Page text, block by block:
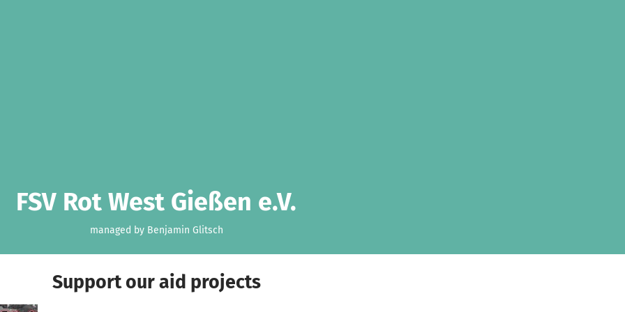
FSV Rot West Gießen e.V.
managed by Benjamin Glitsch
Support our aid projects